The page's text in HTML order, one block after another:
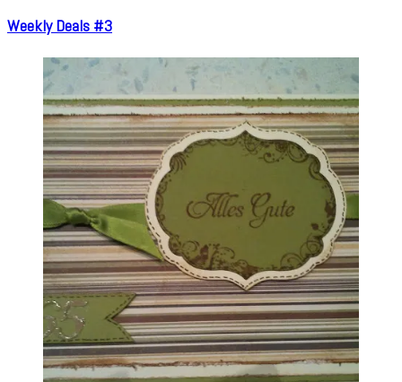
Weekly Deals #3